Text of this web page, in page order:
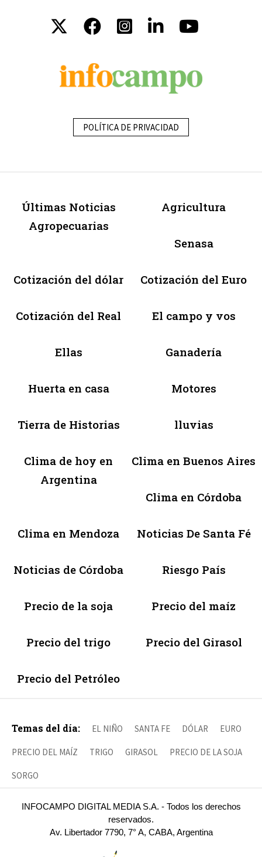
POLÍTICA DE PRIVACIDAD
Últimas Noticias
Agropecuarias
Agricultura
Senasa
Cotización del dólar Cotización del Euro
Cotización del Real El campo y vos
Ellas Ganadería
Huerta en casa Motores
Tierra de Historias lluvias
Clima de hoy en
Argentina
Clima en Buenos Aires
Clima en Córdoba
Clima en Mendoza Noticias De Santa Fé
Noticias de Córdoba Riesgo País
Precio de la soja Precio del maíz
Precio del trigo Precio del Girasol
Precio del Petróleo
Temas del día: EL NIÑO SANTA FE DÓLAR EURO
PRECIO DEL MAÍZ TRIGO GIRASOL PRECIO DE LA SOJA
SORGO
INFOCAMPO DIGITAL MEDIA S.A. - Todos los derechos
reservados.
Av. Libertador 7790, 7° A, CABA, Argentina